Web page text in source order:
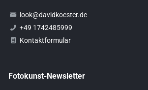
look@davidkoester.de
+49 1742485999
Kontaktformular
Fotokunst-Newsletter